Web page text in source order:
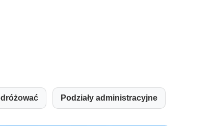
Podziały administracyjne